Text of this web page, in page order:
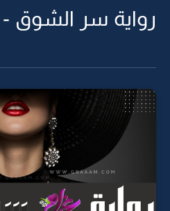
رواية سر الشوق - 4